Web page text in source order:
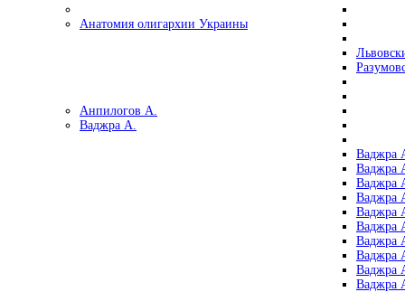
Анатомия олигархии Украины
Анпилогов А.
Ваджра А.
Ваджра
Ваджра
Ваджра
Ваджра
Ваджра
Ваджра
Ваджра
Ваджра
Ваджра
Ваджра